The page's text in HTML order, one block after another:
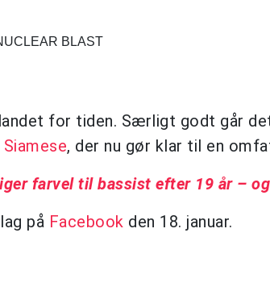
BLAST
for tiden. Særligt godt går
Siamese, der nu gør klar til en
farvel til bassist efter 19 år –
på Facebook den 18. januar.